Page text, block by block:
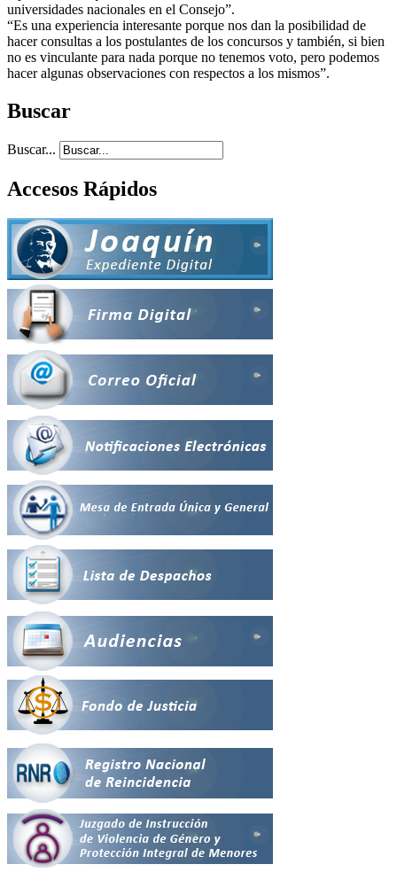
universidades nacionales en el Consejo”.
“Es una experiencia interesante porque nos dan la posibilidad de
hacer consultas a los postulantes de los concursos y también, si bien
no es vinculante para nada porque no tenemos voto, pero podemos
hacer algunas observaciones con respectos a los mismos”.
Buscar
Buscar...
Accesos Rápidos